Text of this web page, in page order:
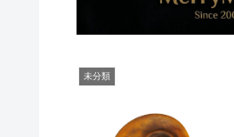
未分類